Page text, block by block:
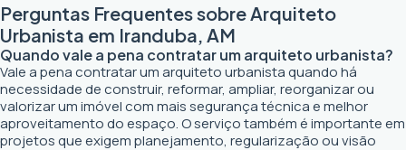
Perguntas Frequentes sobre Arquiteto
Urbanista em Iranduba, AM
Quando vale a pena contratar um arquiteto urbanista?
Vale a pena contratar um arquiteto urbanista quando há
necessidade de construir, reformar, ampliar, reorganizar ou
valorizar um imóvel com mais segurança técnica e melhor
aproveitamento do espaço. O serviço também é importante em
projetos que exigem planejamento, regularização ou visão